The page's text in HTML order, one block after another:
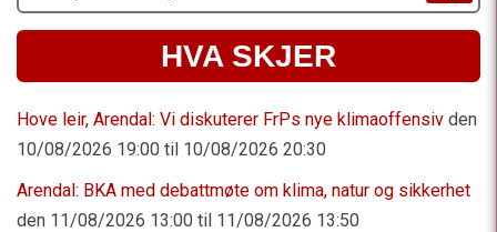
Emne
HVA SKJER
Hove leir, Arendal: Vi diskuterer FrPs nye klimaoffensiv den
10/08/2026 19:00 til 10/08/2026 20:30
Arendal: BKA med debattmøte om klima, natur og sikkerhet
den 11/08/2026 13:00 til 11/08/2026 13:50